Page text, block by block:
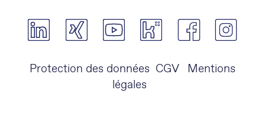
Protection des données CGV
Mentions
légales